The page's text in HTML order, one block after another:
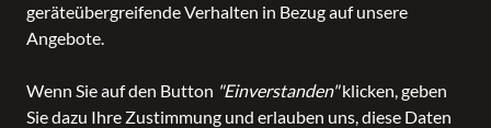
geräteübergreifende Verhalten in Bezug auf unsere
Angebote.
Wenn Sie auf den Button "Einverstanden"klicken, geben
Sie dazu Ihre Zustimmung und erlauben uns, diese Daten